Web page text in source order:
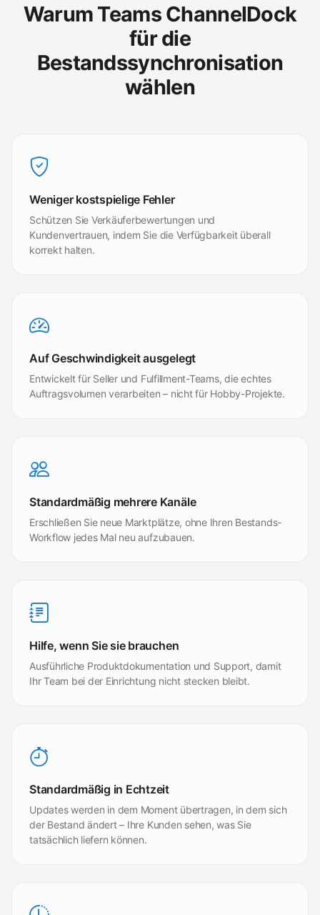
Warum Teams ChannelDock
für die
Bestandssynchronisation
wählen
Weniger kostspielige Fehler
Schützen Sie Verkäuferbewertungen und
Kundenvertrauen, indem Sie die Verfügbarkeit überall
korrekt halten.
Auf Geschwindigkeit ausgelegt
Entwickelt für Seller und Fulfillment-Teams, die echtes
Auftragsvolumen verarbeiten – nicht für Hobby-Projekte.
Standardmäßig mehrere Kanäle
Erschließen Sie neue Marktplätze, ohne Ihren Bestands-
Workflow jedes Mal neu aufzubauen.
Hilfe, wenn Sie sie brauchen
Ausführliche Produktdokumentation und Support, damit
Ihr Team bei der Einrichtung nicht stecken bleibt.
Standardmäßig in Echtzeit
Updates werden in dem Moment übertragen, in dem sich
der Bestand ändert – Ihre Kunden sehen, was Sie
tatsächlich liefern können.